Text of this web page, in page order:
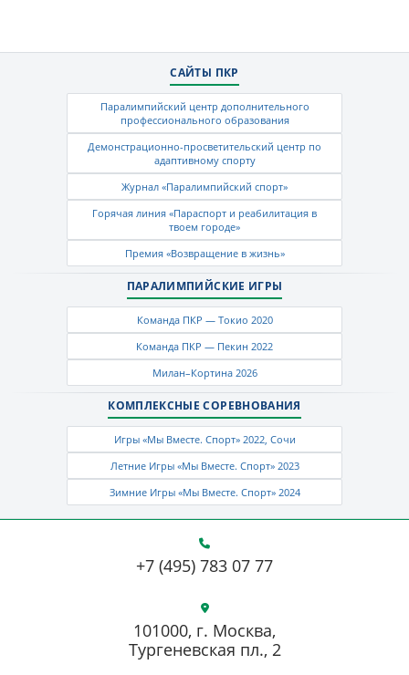
САЙТЫ ПКР
Паралимпийский центр дополнительного
профессионального образования
Демонстрационно-просветительский центр по
адаптивному спорту
Журнал «Паралимпийский спорт»
Горячая линия «Параспорт и реабилитация в
твоем городе»
Премия «Возвращение в жизнь»
ПАРАЛИМПИЙСКИЕ ИГРЫ
Команда ПКР — Токио 2020
Команда ПКР — Пекин 2022
Милан–Кортина 2026
КОМПЛЕКСНЫЕ СОРЕВНОВАНИЯ
Игры «Мы Вместе. Спорт» 2022, Сочи
Летние Игры «Мы Вместе. Спорт» 2023
Зимние Игры «Мы Вместе. Спорт» 2024
+7 (495) 783 07 77
101000, г. Москва,
Тургеневская пл., 2